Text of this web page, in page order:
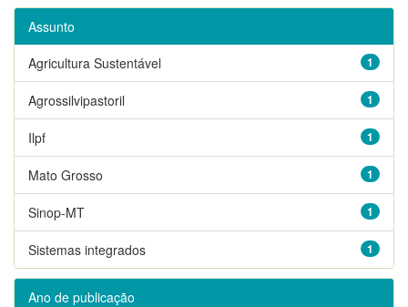
Assunto
1
Agricultura Sustentável
1
Agrossilvipastoril
1
Ilpf
1
Mato Grosso
1
Sinop-MT
1
Sistemas integrados
Ano de publicação